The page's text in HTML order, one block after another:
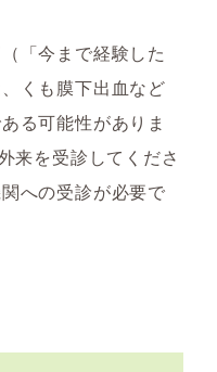
「今まで経験した
くも膜下出血など
る可能性がありま
来を受診してくださ
への受診が必要で